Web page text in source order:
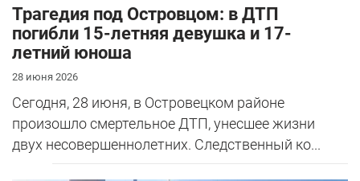
Трагедия под Островцом: в ДТП
погибли 15-летняя девушка и 17-
летний юноша
28 июня 2026
Сегодня, 28 июня, в Островецком районе
произошло смертельное ДТП, унесшее жизни
двух несовершеннолетних. Следственный ко...